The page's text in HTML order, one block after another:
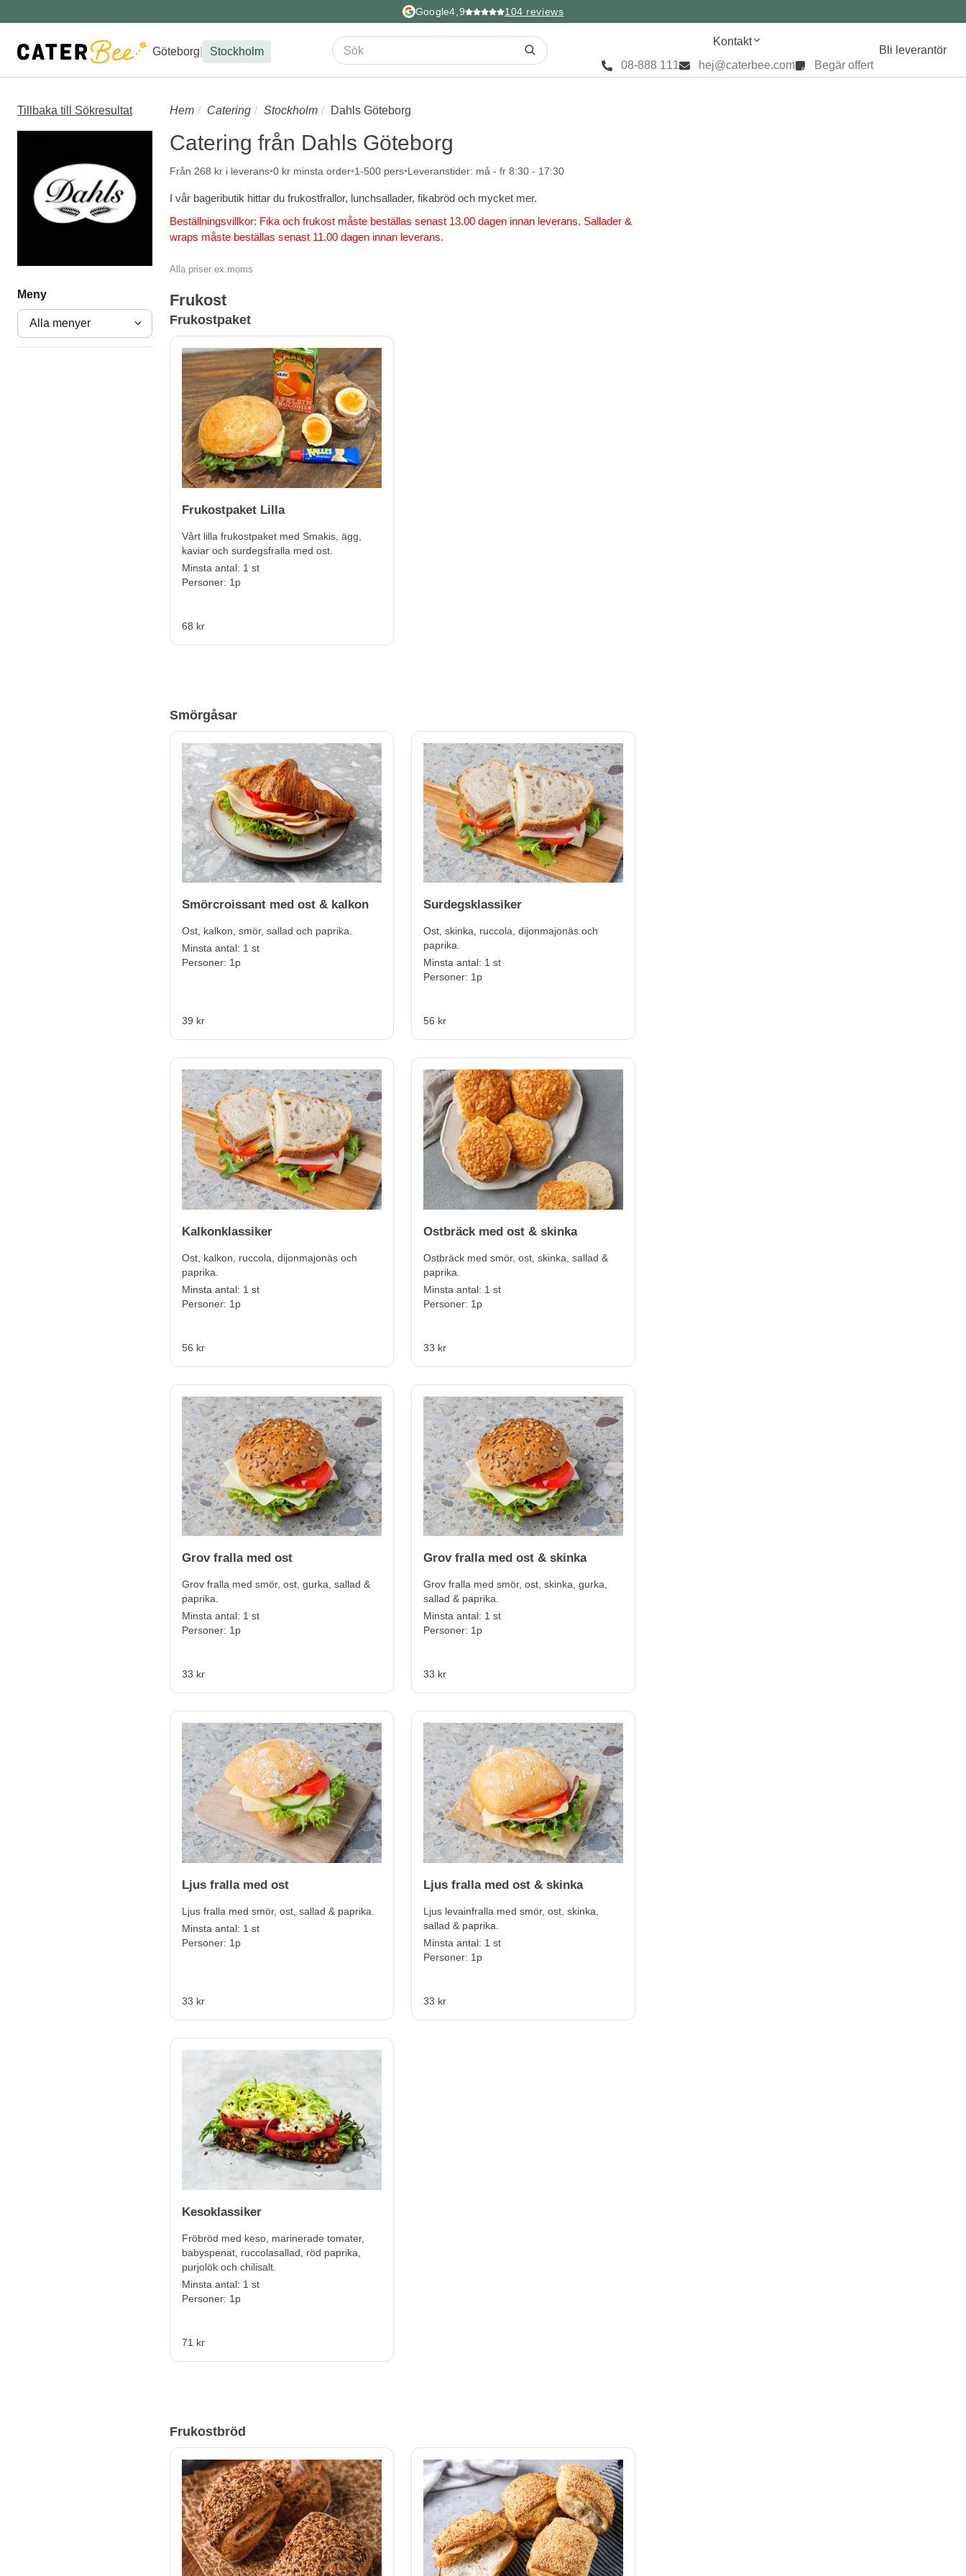
Google4,9 104 reviews
Göteborg Stockholm
Kontakt
08-888 111
hej@caterbee.com Begär offert
Bli leverantör
Tillbaka till Sökresultat
Meny
Alla menyer
Hem Catering Stockholm Dahls Göteborg
Catering från Dahls Göteborg
Från 268 kr i leverans 0 kr minsta order 1-500 pers Leveranstider: må - fr 8:30 - 17:30
I vår bageributik hittar du frukostfrallor, lunchsallader, fikabröd och mycket mer.
Beställningsvillkor: Fika och frukost måste beställas senast 13.00 dagen innan leverans. Sallader &
wraps måste beställas senast 11.00 dagen innan leverans.
Alla priser ex.moms
Frukost
Frukostpaket
Frukostpaket Lilla
Vårt lilla frukostpaket med Smakis, ägg,
kaviar och surdegsfralla med ost.
Minsta antal: 1 st
Personer: 1p
68 kr
Smörgåsar
Smörcroissant med ost & kalkon
Ost, kalkon, smör, sallad och paprika.
Minsta antal: 1 st
Personer: 1p
39 kr
Surdegsklassiker
Ost, skinka, ruccola, dijonmajonäs och
paprika.
Minsta antal: 1 st
Personer: 1p
56 kr
Kalkonklassiker
Ost, kalkon, ruccola, dijonmajonäs och
paprika.
Minsta antal: 1 st
Personer: 1p
56 kr
Ostbräck med ost & skinka
Ostbräck med smör, ost, skinka, sallad &
paprika.
Minsta antal: 1 st
Personer: 1p
33 kr
Grov fralla med ost
Grov fralla med smör, ost, gurka, sallad &
paprika.
Minsta antal: 1 st
Personer: 1p
33 kr
Grov fralla med ost & skinka
Grov fralla med smör, ost, skinka, gurka,
sallad & paprika.
Minsta antal: 1 st
Personer: 1p
33 kr
Ljus fralla med ost
Ljus fralla med smör, ost, sallad & paprika.
Minsta antal: 1 st
Personer: 1p
33 kr
Ljus fralla med ost & skinka
Ljus levainfralla med smör, ost, skinka,
sallad & paprika.
Minsta antal: 1 st
Personer: 1p
33 kr
Kesoklassiker
Fröbröd med keso, marinerade tomater,
babyspenat, ruccolasallad, röd paprika,
purjolök och chilisalt.
Minsta antal: 1 st
Personer: 1p
71 kr
Frukostbröd